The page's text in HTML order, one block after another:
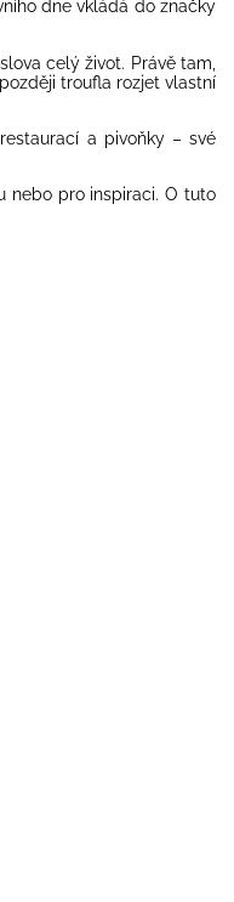
dne vkládá do značky
celý život. Právě tam,
troufla rozjet vlastní
a pivoňky – své
nebo pro inspiraci. O tuto